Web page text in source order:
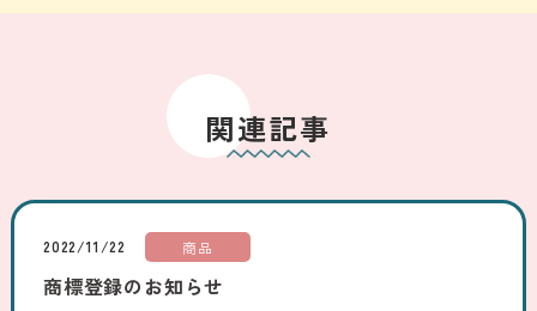
関連記事
2022/11/22 商品
商標登録のお知らせ